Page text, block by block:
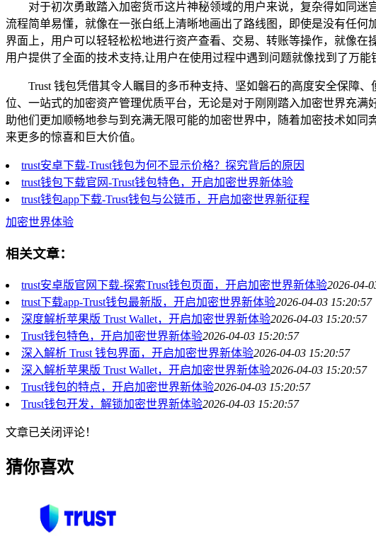
对于初次勇敢踏入加密货币这片神秘领域的用户来说，复杂得如同
流程简单易懂，就像在一张白纸上清晰地画出了路线图，即使是没有任
界面上，用户可以轻轻松松地进行资产查看、交易、转账等操作，就像
用户提供了全面的技术支持,让用户在使用过程中遇到问题就像找到了万能
Trust 钱包凭借其令人瞩目的多币种支持、坚如磐石的高度安全保障
位、一站式的加密资产管理优质平台，无论是对于刚刚踏入加密世界充
助他们更加顺畅地参与到充满无限可能的加密世界中，随着加密技术如
来更多的惊喜和巨大价值。
trust安卓下载-Trust钱包为何不显示价格？探究背后的原因
trust钱包下载官网-Trust钱包特色，开启加密世界新体验
trust钱包app下载-Trust钱包与公链币，开启加密世界新征程
加密世界体验
相关文章：
trust安卓版官网下载-探索Trust钱包页面，开启加密世界新体验2026-04-
trust下载app-Trust钱包最新版，开启加密世界新体验2026-04-03 15:20:57
深度解析苹果版 Trust Wallet，开启加密世界新体验2026-04-03 15:20:57
Trust钱包特色，开启加密世界新体验2026-04-03 15:20:57
深入解析 Trust 钱包界面，开启加密世界新体验2026-04-03 15:20:57
深入解析苹果版 Trust Wallet，开启加密世界新体验2026-04-03 15:20:57
Trust钱包的特点，开启加密世界新体验2026-04-03 15:20:57
Trust钱包开发，解锁加密世界新体验2026-04-03 15:20:57
文章已关闭评论！
猜你喜欢